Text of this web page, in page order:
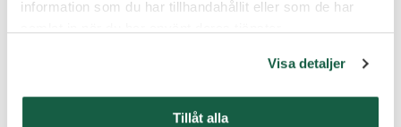
information som du har tillhandahållit eller som de har
Visa detaljer
Tillåt alla
Du har uppgett dessa själv i och med
Uppgifterna har genererats i och med din anställning.
Uppgifterna har kommit från andra källor såsom
myndigheter, tredjepartsleverantörer som utför tjänster åt